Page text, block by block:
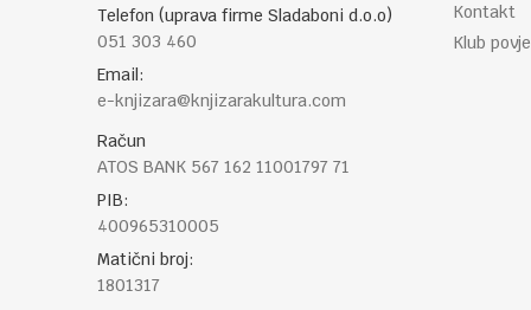
Telefon (uprava firme Sladaboni d.o.o)
051 303 460
Email:
e-knjizara@knjizarakultura.com
Račun
ATOS BANK 567 162 11001797 71
PIB:
400965310005
Matični broj:
1801317
Kontakt
Klub